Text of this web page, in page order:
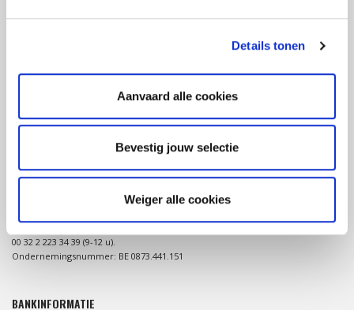
Details tonen
Aanvaard alle cookies
Bevestig jouw selectie
Weiger alle cookies
fondsenwerving in België coördineren tijdens ernstige crises of
natuurrampen in het globale Zuiden.
CONTACT
Consortium 12-12 (of Belgisch Consortium voor Noodhulpsituaties)
consortium@1212.be
00 32 2 223 34 39 (9-12 u).
Ondernemingsnummer: BE 0873.441.151
BANKINFORMATIE